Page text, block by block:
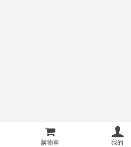
購物車 我的